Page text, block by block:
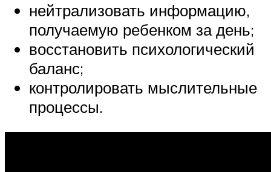
нейтрализовать информацию,
получаемую ребенком за день;
восстановить психологический
баланс;
контролировать мыслительные
процессы.